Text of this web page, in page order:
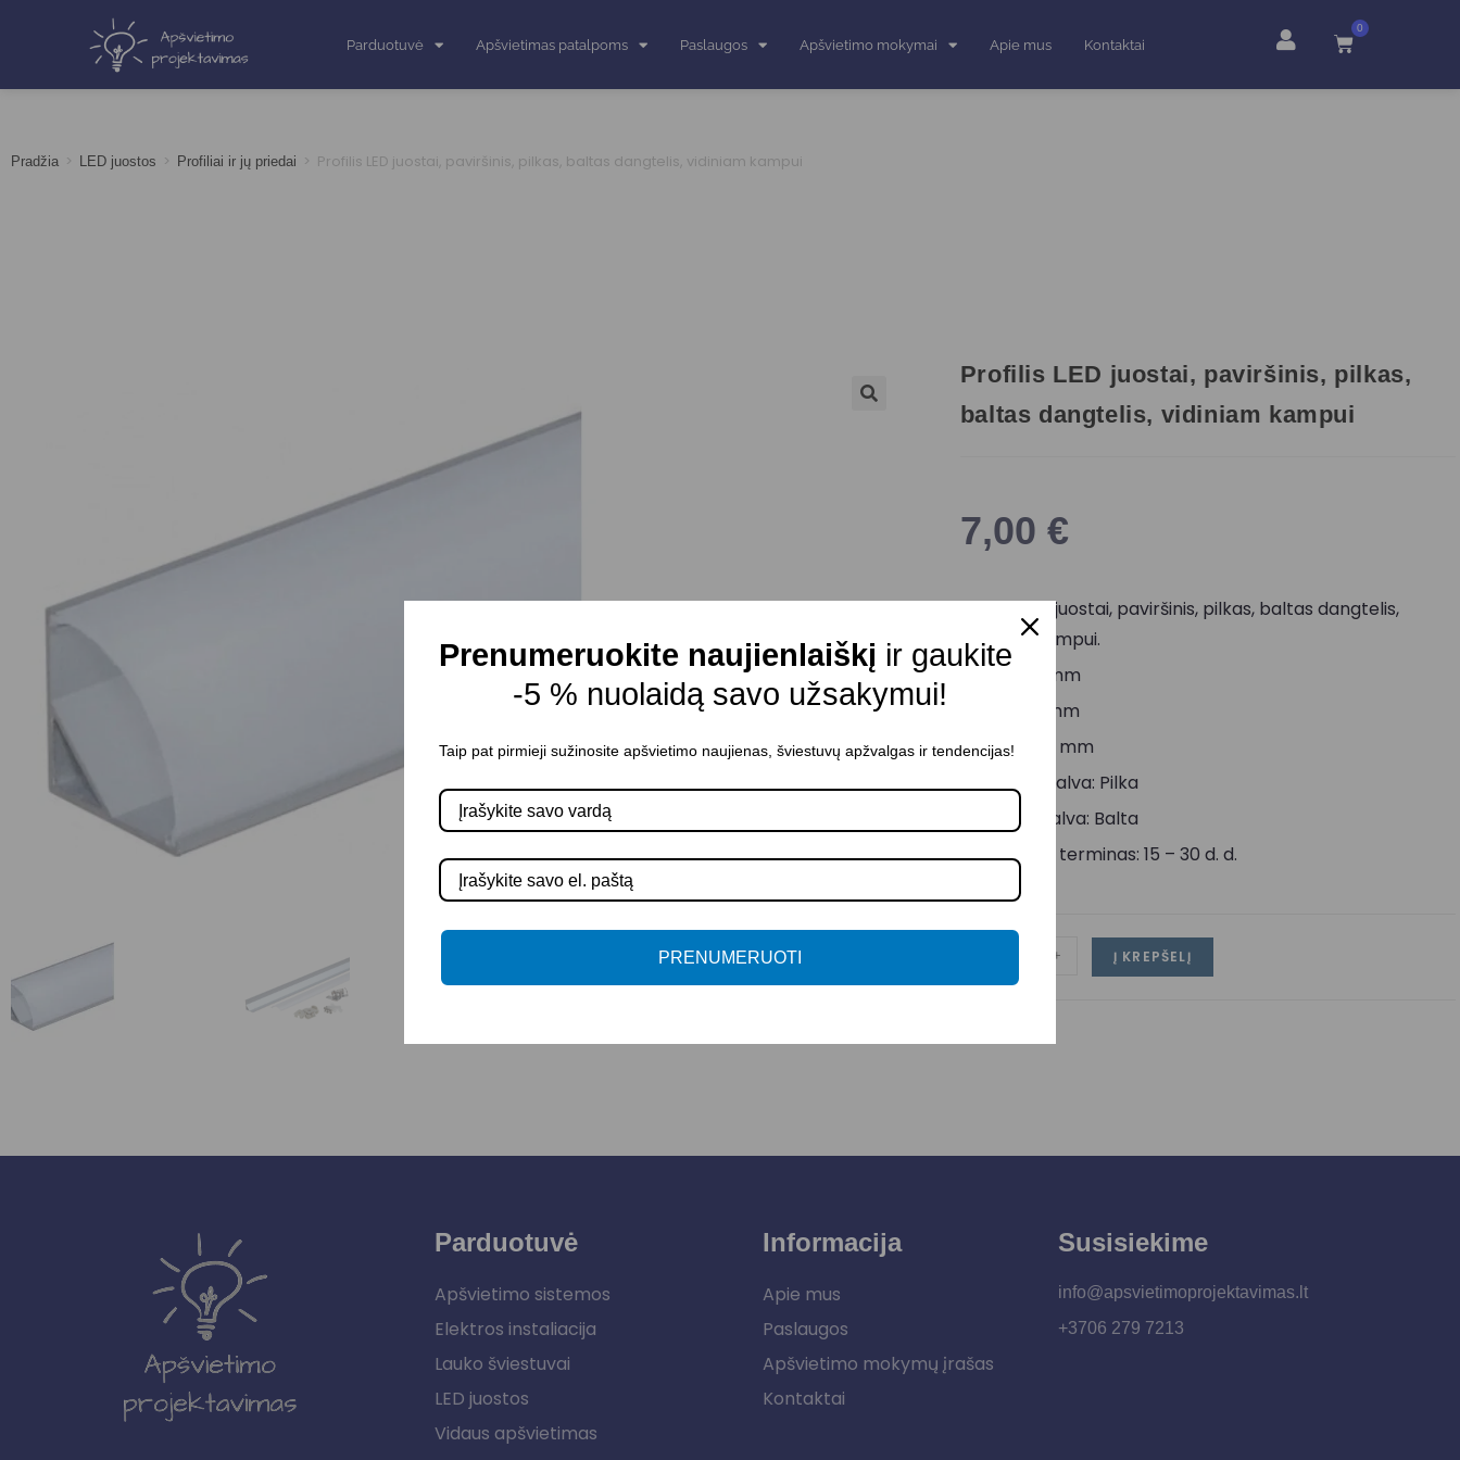
Parduotuvė Apšvietimas patalpoms Paslaugos Apšvietimo mokymai Apie mus Kontaktai
0
Pradžia > LED juostos > Profiliai ir jų priedai > Profilis LED juostai, paviršinis, pilkas, baltas dangtelis, vidiniam kampui
Profilis LED juostai, paviršinis, pilkas,
baltas dangtelis, vidiniam kampui
7,00 €
Profilis LED juostai, paviršinis, pilkas, baltas dangtelis,
vidiniam kampui.
Ilgis: 2000 mm
Plotis: 158 mm
Aukštis: 158 mm
Korpuso spalva: Pilka
Gaubto spalva: Balta
Pristatymo terminas: 15 – 30 d. d.
+ Į KREPŠELĮ
Parduotuvė
Apšvietimo sistemos
Elektros instaliacija
Lauko šviestuvai
LED juostos
Vidaus apšvietimas
Informacija
Apie mus
Paslaugos
Apšvietimo mokymų įrašas
Kontaktai
Susisiekime
info@apsvietimoprojektavimas.lt
+3706 279 7213
Prenumeruokite naujienlaiškį ir gaukite
-5 % nuolaidą savo užsakymui!
Taip pat pirmieji sužinosite apšvietimo naujienas, šviestuvų apžvalgas ir tendencijas!
PRENUMERUOTI